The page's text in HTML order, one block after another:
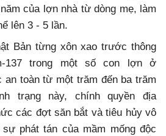
của lợn nhà từ dòng mẹ, làm
lên 3 - 5 lần.
Bản từng xôn xao trước thông
137 trong một số con lợn ở
an toàn từ một trăm đến ba trăm
trạng này, chính quyền địa
các đợt săn bắt và tiêu hủy vô
sự phát tán của mầm mống độc